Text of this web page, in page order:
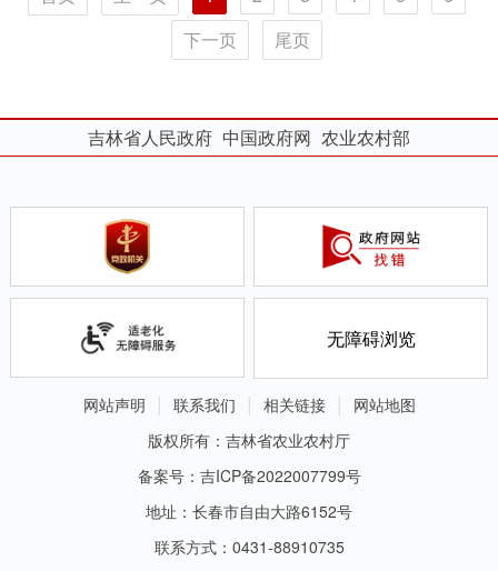
下一页
尾页
吉林省人民政府 中国政府网 农业农村部
无障碍浏览
网站声明 联系我们 相关链接
网站地图
版权所有：吉林省农业农村厅
备案号：吉ICP备2022007799号
地址：长春市自由大路6152号
联系方式：0431-88910735